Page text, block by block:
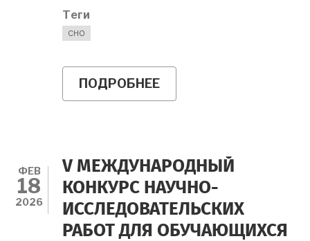
Теги
СНО
ПОДРОБНЕЕ
14
СНО
ВУЗОВ
Г.
МОСКВЫ
И
МОСКОВСКОЙ
ОБЛАСТИ
ФЕВ
18
2026
V МЕЖДУНАРОДНЫЙ
КОНКУРС НАУЧНО-
ИССЛЕДОВАТЕЛЬСКИХ
РАБОТ ДЛЯ ОБУЧАЮЩИХСЯ